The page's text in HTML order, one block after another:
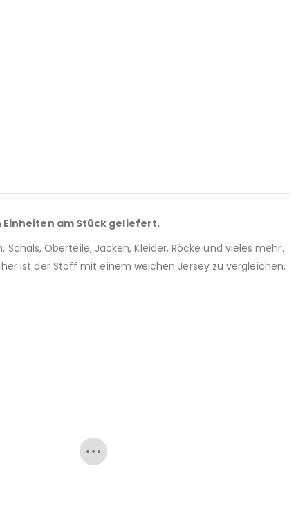
am Stück geliefert.
Oberteile, Jacken, Kleider, Röcke und vieles mehr.
ist der Stoff mit einem weichen Jersey zu vergleichen.